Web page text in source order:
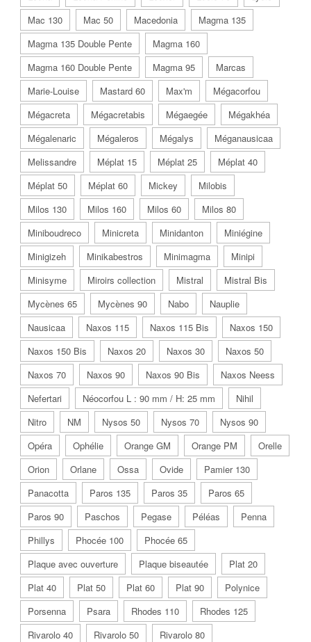
Mac 130
Mac 50 Macedonia
Magma 135
Magma 135 Double Pente
Magma 160
Magma 160 Double Pente
Magma 95
Marcas
Marie-Louise
Mastard 60 Max'm
Mégacorfou
Mégacreta
Mégacretabis Mégaegée
Mégakhéa
Mégalenaric
Mégaleros Mégalys
Méganausicaa
Melissandre
Méplat 15 Méplat 25
Méplat 40
Méplat 50
Méplat 60 Mickey
Milobis
Milos 130
Milos 160 Milos 60
Milos 80
Miniboudreco
Minicreta Minidanton
Miniégine
Minigizeh
Minikabestros Minimagma
Minipi
Minisyme
Miroirs collection Mistral
Mistral Bis
Mycènes 65
Mycènes 90 Nabo
Nauplie
Nausicaa
Naxos 115 Naxos 115 Bis
Naxos 150
Naxos 150 Bis
Naxos 20 Naxos 30
Naxos 50
Naxos 70
Naxos 90 Naxos 90 Bis
Naxos Neess
Nefertari
Néocorfou L : 90 mm / H: 25 mm
Nihil
Nitro
NM Nysos 50 Nysos 70
Nysos 90
Opéra
Ophélie Orange GM Orange PM
Orelle
Orion
Orlane Ossa Ovide
Pamier 130
Panacotta
Paros 135 Paros 35
Paros 65
Paros 90
Paschos Pegase Péléas
Penna
Phillys
Phocée 100
Phocée 65
Plaque avec ouverture
Plaque biseautée
Plat 20
Plat 40
Plat 50 Plat 60 Plat 90
Polynice
Porsenna
Psara Rhodes 110
Rhodes 125
Rivarolo 40
Rivarolo 50
Rivarolo 80